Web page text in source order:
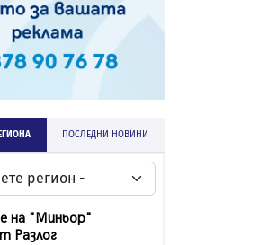
ПОСЛЕДНИ НОВИНИ
на "Миньор"
Разлог